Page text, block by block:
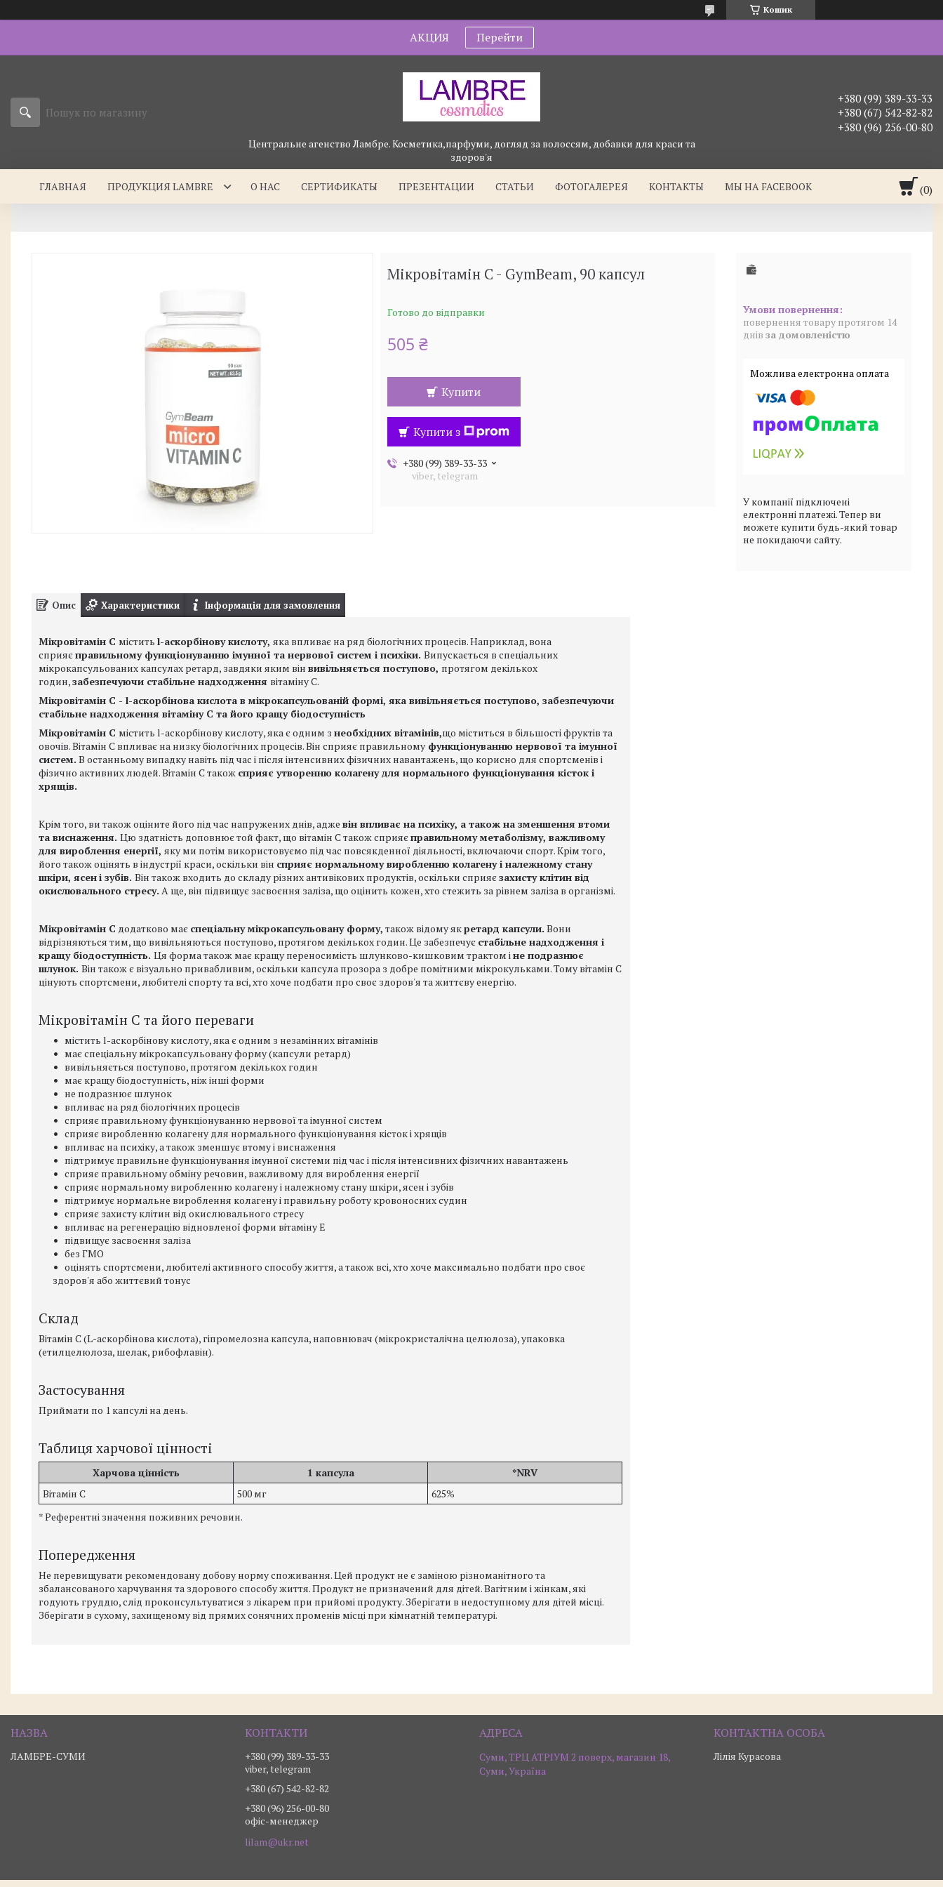
Кошик
АКЦИЯ Перейти
Центральне агенство Ламбре. Косметика,парфуми, догляд за волоссям, добавки для краси та
здоров'я
+380 (99) 389-33-33
+380 (67) 542-82-82
+380 (96) 256-00-80
ГЛАВНАЯ ПРОДУКЦИЯ LAMBRE О НАС СЕРТИФИКАТЫ ПРЕЗЕНТАЦИИ СТАТЬИ ФОТОГАЛЕРЕЯ КОНТАКТЫ МЫ НА FACEBOOK
Мікровітамін C - GymBeam, 90 капсул
Готово до відправки
505 ₴
Купити
Купити з
+380 (99) 389-33-33
viber, telegram
повернення товару протягом 14
днів за домовленістю
У компанії підключені
електронні платежі. Тепер ви
можете купити будь-який товар
не покидаючи сайту.
Опис Характеристики Інформація для замовлення
Мікровітамін С містить l-аскорбінову кислоту, яка впливає на ряд біологічних процесів. Наприклад, вона
сприяєправильному функціонуванню імунної та нервової систем і психіки. Випускається в спеціальних
мікрокапсульованих капсулах ретард, завдяки яким він вивільняється поступово, протягом декількох
годин,забезпечуючи стабільне надходження вітаміну С.
Мікровітамін С - l-аскорбінова кислота в мікрокапсульованій формі, яка вивільняється поступово, забезпечуючи
стабільне надходження вітаміну С та його кращу біодоступність
Мікровітамін С містить l-аскорбінову кислоту, яка є одним з необхідних вітамінів,що міститься в більшості фруктів та
овочів. Вітамін С впливає на низку біологічних процесів. Він сприяє правильному функціонуванню нервової та імунної
систем. В останньому випадку навіть під час і після інтенсивних фізичних навантажень, що корисно для спортсменів і
фізично активних людей. Вітамін С також сприяє утворенню колагену для нормального функціонування кісток і
хрящів.
Крім того, ви також оціните його під час напружених днів, адже він впливає на психіку, а також на зменшення втоми
та виснаження. Цю здатність доповнює той факт, що вітамін С також сприяєправильному метаболізму, важливому
для вироблення енергії, яку ми потім використовуємо під час повсякденної діяльності, включаючи спорт. Крім того,
його також оцінять в індустрії краси, оскільки він сприяє нормальному виробленню колагену і належному стану
шкіри, ясені зубів. Він також входить до складу різних антивікових продуктів, оскільки сприяєзахисту клітин від
окислювального стресу. А ще, він підвищує засвоєння заліза, що оцінить кожен, хто стежить за рівнем заліза в організмі.
Мікровітамін С додатково має спеціальну мікрокапсульовану форму, також відому якретард капсули. Вони
відрізняються тим, що вивільняються поступово, протягом декількох годин. Це забезпечує стабільне надходження і
кращу біодоступність. Ця форма також має кращу переносимість шлунково-кишковим трактом іне подразнює
шлунок. Він також є візуально привабливим, оскільки капсула прозора з добре помітними мікрокульками. Тому вітамін С
цінують спортсмени, любителі спорту та всі, хто хоче подбати про своє здоров'я та життєву енергію.
Мікровітамін С та його переваги
містить l-аскорбінову кислоту, яка є одним з незамінних вітамінів
має спеціальну мікрокапсульовану форму (капсули ретард)
вивільняється поступово, протягом декількох годин
має кращу біодоступність, ніж інші форми
не подразнює шлунок
впливає на ряд біологічних процесів
сприяє правильному функціонуванню нервової та імунної систем
сприяє виробленню колагену для нормального функціонування кісток і хрящів
впливає на психіку, а також зменшує втому і виснаження
підтримує правильне функціонування імунної системи під час і після інтенсивних фізичних навантажень
сприяє правильному обміну речовин, важливому для вироблення енергії
сприяє нормальному виробленню колагену і належному стану шкіри, ясен і зубів
підтримує нормальне вироблення колагену і правильну роботу кровоносних судин
сприяє захисту клітин від окислювального стресу
впливає на регенерацію відновленої форми вітаміну Е
підвищує засвоєння заліза
без ГМО
оцінять спортсмени, любителі активного способу життя, а також всі, хто хоче максимально подбати про своє
здоров'я або життєвий тонус
Склад
Вітамін С (L-аскорбінова кислота), гіпромелозна капсула, наповнювач (мікрокристалічна целюлоза), упаковка
(етилцелюлоза, шелак, рибофлавін).
Застосування
Приймати по 1 капсулі на день.
Таблиця харчової цінності
Харчова цінність 1 капсула
*NRV
Вітамін С
500 мг
625%
* Референтні значення поживних речовин.
Попередження
Не перевищувати рекомендовану добову норму споживання. Цей продукт не є заміною різноманітного та
збалансованого харчування та здорового способу життя. Продукт не призначений для дітей. Вагітним і жінкам, які
годують груддю, слід проконсультуватися з лікарем при прийомі продукту. Зберігати в недоступному для дітей місці.
Зберігати в сухому, захищеному від прямих сонячних променів місці при кімнатній температурі.
ЛАМБРЕ-СУМИ
+380 (99) 389-33-33
viber, telegram
+380 (67) 542-82-82
+380 (96) 256-00-80
офіс-менеджер
lilam@ukr.net
Суми, ТРЦ АТРІУМ 2 поверх, магазин 18,
Суми, Україна
Лілія Курасова